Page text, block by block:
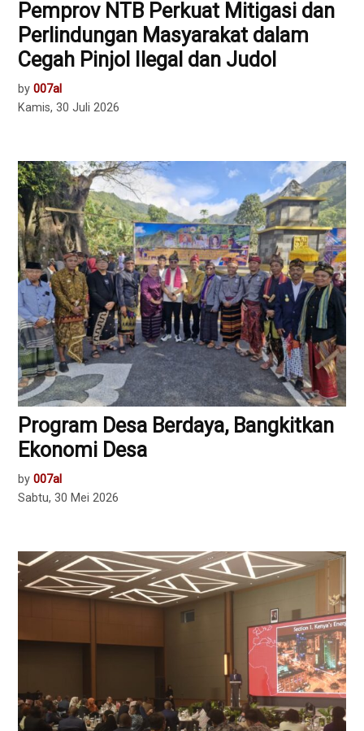
Pemprov NTB Perkuat Mitigasi dan
Perlindungan Masyarakat dalam
Cegah Pinjol Ilegal dan Judol
by 007al
Kamis, 30 Juli 2026
Program Desa Berdaya, Bangkitkan
Ekonomi Desa
by 007al
Sabtu, 30 Mei 2026